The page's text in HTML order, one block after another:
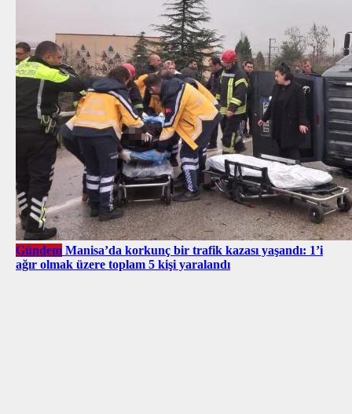
Gündem Manisa’da korkunç bir trafik kazası yaşandı: 1’i
ağır olmak üzere toplam 5 kişi yaralandı